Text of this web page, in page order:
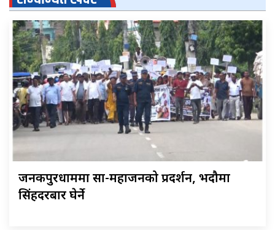
जनकपुरधाममा साहु-महाजनको प्रदर्शन, भदौमा
सिंहदरबार घेर्ने